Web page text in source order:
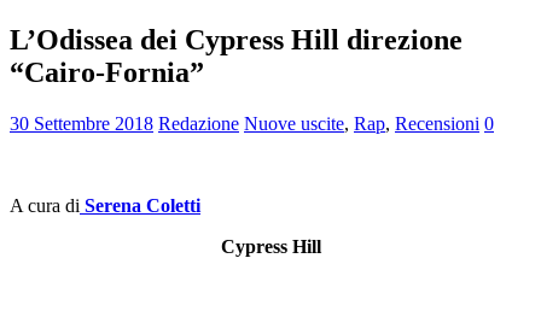
L’Odissea dei Cypress Hill direzione
“Cairo-Fornia”
30 Settembre 2018 Redazione Nuove uscite, Rap, Recensioni 0
A cura di Serena Coletti
Cypress Hill